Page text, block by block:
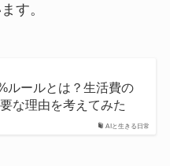
す。
AIと生きる日常
ルールとは？生活費の
な理由を考えてみた